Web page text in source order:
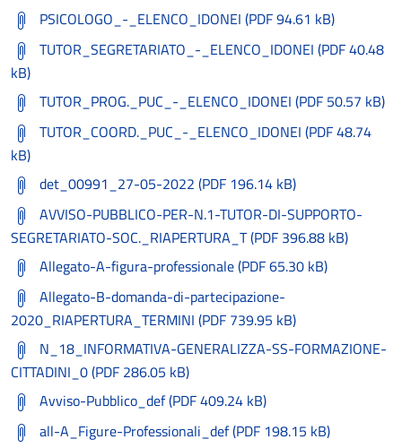
PSICOLOGO_-_ELENCO_IDONEI (PDF 94.61 kB)
TUTOR_SEGRETARIATO_-_ELENCO_IDONEI (PDF 40.48
kB)
TUTOR_PROG._PUC_-_ELENCO_IDONEI (PDF 50.57 kB)
TUTOR_COORD._PUC_-_ELENCO_IDONEI (PDF 48.74
kB)
det_00991_27-05-2022 (PDF 196.14 kB)
AVVISO-PUBBLICO-PER-N.1-TUTOR-DI-SUPPORTO-
SEGRETARIATO-SOC._RIAPERTURA_T (PDF 396.88 kB)
Allegato-A-figura-professionale (PDF 65.30 kB)
Allegato-B-domanda-di-partecipazione-
2020_RIAPERTURA_TERMINI (PDF 739.95 kB)
N_18_INFORMATIVA-GENERALIZZA-SS-FORMAZIONE-
CITTADINI_0 (PDF 286.05 kB)
Avviso-Pubblico_def (PDF 409.24 kB)
all-A_Figure-Professionali_def (PDF 198.15 kB)